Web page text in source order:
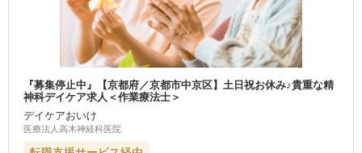
『募集停止中』【京都府／京都市中京区】土日祝お休み♪貴重な精
神科デイケア求人＜作業療法士＞
デイケアおいけ
医療法人高木神経科医院